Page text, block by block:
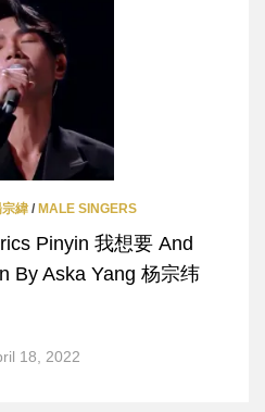
緯/ MALE SINGERS
Pinyin 我想要 And
By Aska Yang 杨宗纬
18, 2022